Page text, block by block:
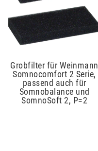
Grobfilter für Weinmann
Somnocomfort 2 Serie,
passend auch für
Somnobalance und
SomnoSoft 2, P=2